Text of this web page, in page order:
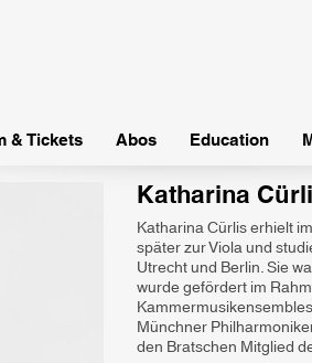
& Tickets Abos Education
Katharina
Katharina Cürlis erhielt
später zur Viola und
Utrecht und Berlin. Sie
wurde gefördert im
Münchner
den Bratschen Mitglied